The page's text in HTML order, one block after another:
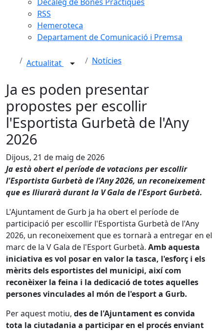
RSS
Hemeroteca
Departament de Comunicació i Premsa
Actualitat Notícies
Ja es poden presentar
propostes per escollir
l'Esportista Gurbetà de l'Any
2026
Dijous, 21 de maig de 2026
Ja està obert el període de votacions per escollir
l'Esportista Gurbetà de l'Any 2026, un reconeixement
que es lliurarà durant la V Gala de l'Esport Gurbetà.
L'Ajuntament de Gurb ja ha obert el període de
participació per escollir l'Esportista Gurbetà de l'Any
2026, un reconeixement que es tornarà a entregar en el
marc de la V Gala de l'Esport Gurbetà. Amb aquesta
iniciativa es vol posar en valor la tasca, l'esforç i els
mèrits dels esportistes del municipi, així com
reconèixer la feina i la dedicació de totes aquelles
persones vinculades al món de l'esport a Gurb.
Per aquest motiu, des de l'Ajuntament es convida
tota la ciutadania a participar en el procés enviant